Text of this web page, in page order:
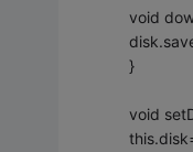
void
}
void